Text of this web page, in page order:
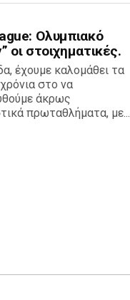
Ολυμπιακό
οι στοιχηματικές.
έχουμε καλομάθει τα
στο να
άκρως
πρωταθλήματα, με...